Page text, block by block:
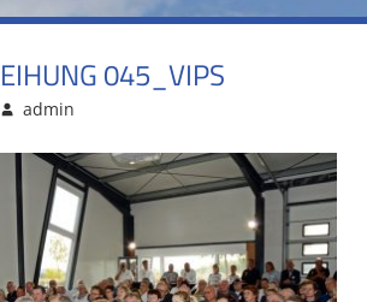
E.V.
045_VIPS
admin